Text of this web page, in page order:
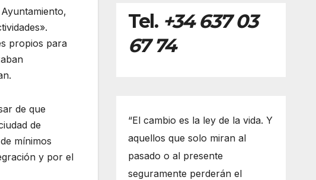
propios para
de que
de
mínimos
y por el
Tel. +34 637 03
67 74
“El cambio es la ley de la vida. Y
aquellos que solo miran al
pasado o al presente
seguramente perderán el